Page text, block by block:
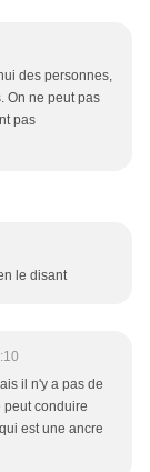
des personnes,
On ne peut pas
pas
le disant
il n'y a pas de
peut conduire
est une ancre